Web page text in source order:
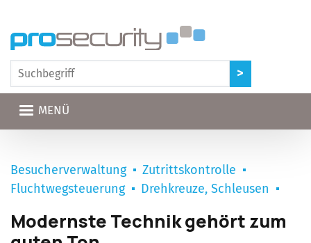
MENÜ
Besucherverwaltung
Zutrittskontrolle
Fluchtwegsteuerung
Drehkreuze, Schleusen
Modernste Technik gehört zum